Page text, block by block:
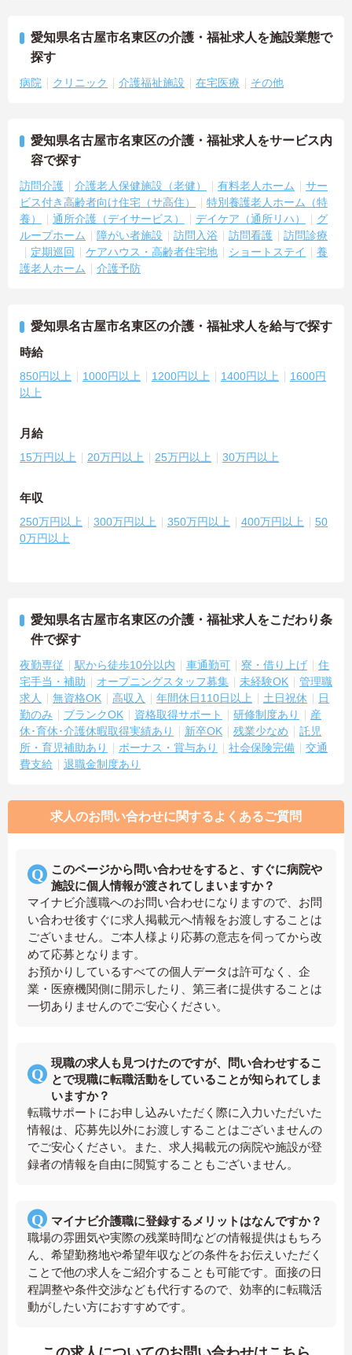
愛知県名古屋市名東区の介護・福祉求人を施設業態で
探す
病院 クリニック 介護福祉施設 在宅医療 その他
愛知県名古屋市名東区の介護・福祉求人をサービス内
容で探す
訪問介護 介護老人保健施設（老健） 有料老人ホーム
サー
ビス付き高齢者向け住宅（サ高住）
特別養護老人ホーム（特
養）
通所介護（デイサービス） デイケア（通所リハ）
グ
ループホーム
障がい者施設 訪問入浴 訪問看護
訪問診療
定期巡回
ケアハウス・高齢者住宅地 ショートステイ
養
護老人ホーム
介護予防
愛知県名古屋市名東区の介護・福祉求人を給与で探す
時給
850円以上 1000円以上 1200円以上 1400円以上
1600円
以上
月給
15万円以上 20万円以上 25万円以上 30万円以上
年収
250万円以上 300万円以上 350万円以上 400万円以上
50
0万円以上
愛知県名古屋市名東区の介護・福祉求人をこだわり条
件で探す
夜勤専従 駅から徒歩10分以内 車通勤可 寮・借り上げ
住
宅手当・補助
オープニングスタッフ募集 未経験OK
管理職
求人
無資格OK 高収入 年間休日110日以上 土日祝休
日
勤のみ
ブランクOK 資格取得サポート 研修制度あり
産
休･育休･介護休暇取得実績あり
新卒OK 残業少なめ
託児
所・育児補助あり
ボーナス・賞与あり 社会保険完備
交通
費支給
退職金制度あり
求人のお問い合わせに関するよくあるご質問
このページから問い合わせをすると、すぐに病院や
施設に個人情報が渡されてしまいますか？
マイナビ介護職へのお問い合わせになりますので、お問
い合わせ後すぐに求人掲載元へ情報をお渡しすることは
ございません。ご本人様より応募の意志を伺ってから改
めて応募となります。
お預かりしているすべての個人データは許可なく、企
業・医療機関側に開示したり、第三者に提供することは
一切ありませんのでご安心ください。
現職の求人も見つけたのですが、問い合わせするこ
とで現職に転職活動をしていることが知られてしま
いますか？
転職サポートにお申し込みいただく際に入力いただいた
情報は、応募先以外にお渡しすることはございませんの
でご安心ください。また、求人掲載元の病院や施設が登
録者の情報を自由に閲覧することもございません。
マイナビ介護職に登録するメリットはなんですか？
職場の雰囲気や実際の残業時間などの情報提供はもちろ
ん、希望勤務地や希望年収などの条件をお伝えいただく
ことで他の求人をご紹介することも可能です。面接の日
程調整や条件交渉なども代行するので、効率的に転職活
動がしたい方におすすめです。